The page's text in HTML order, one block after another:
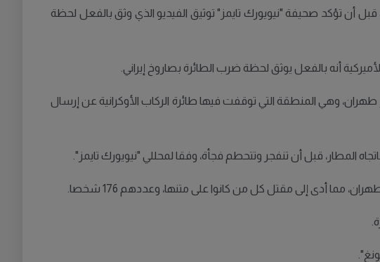
أن تؤكد صحيفة "نيويورك تايمز" توثيق الفيديو الذي وثق بالفعل لحظة
أنه بالفعل يوثق لحظة ضرب الطائرة بصاروخ إيراني.
وهي المنطقة التي توقفت فيها طائرة الركاب الأوكرانية عن إرسال
المطار، قبل أن تنفجر وتتحطم فجأة، وفقا لمحللي "نيويورك تايمز".